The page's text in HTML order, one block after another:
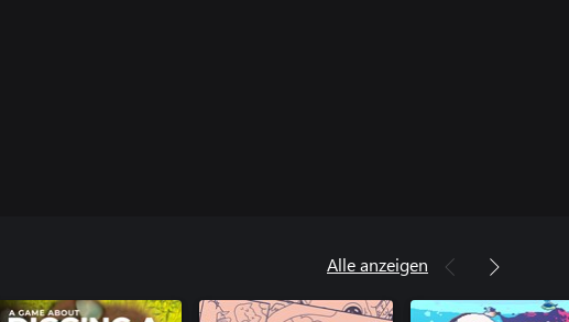
Alle anzeigen